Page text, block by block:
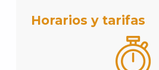
Horarios y tarifas